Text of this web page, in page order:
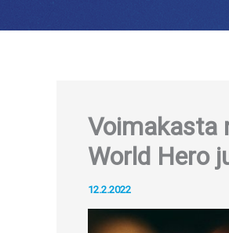
Voimakasta
World Hero
12.2.2022